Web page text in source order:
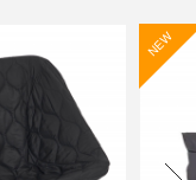
NEW